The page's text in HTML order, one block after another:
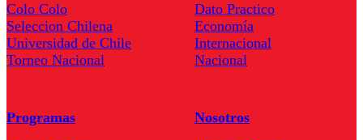
Colo Colo
Seleccion Chilena
Universidad de Chile
Torneo Nacional
Dato Practico
Economía
Internacional
Nacional
Programas
Nosotros